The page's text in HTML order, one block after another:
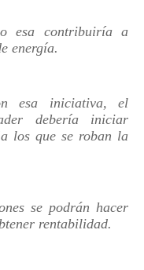
esa contribuiría a
energía.
esa iniciativa, el
debería iniciar
los que se roban la
se podrán hacer
rentabilidad.